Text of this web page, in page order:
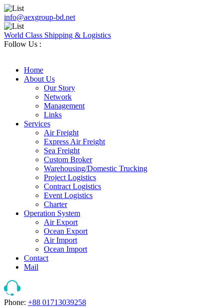
info@aexgroup-bd.net
World Class Shipping & Logistics
Follow Us :
Home
About Us
Our Story
Network
Management
Links
Services
Air Freight
Express Air Freight
Sea Freight
Custom Broker
Warehousing/Domestic Trucking
Project Logistics
Contract Logistics
Event Logistics
Charter
Operation System
Air Export
Ocean Export
Air Import
Ocean Import
Contact
Mail
Phone: +88 01713039258